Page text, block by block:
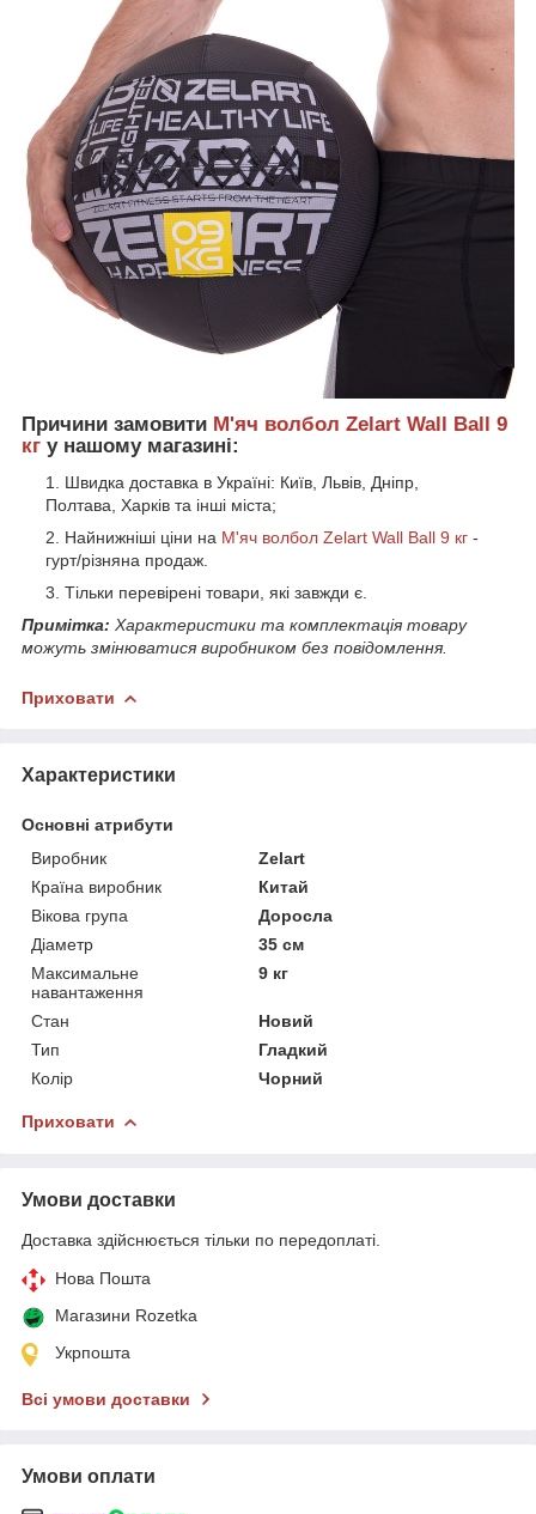
Причини замовити М'яч волбол Zelart Wall Ball 9
кг у нашому магазині:
Швидка доставка в Україні: Київ, Львів, Дніпр,
Полтава, Харків та інші міста;
Найнижніші ціни на М'яч волбол Zelart Wall Ball 9 кг -
гурт/різняна продаж.
Тільки перевірені товари, які завжди є.
Примітка: Характеристики та комплектація товару
можуть змінюватися виробником без повідомлення.
Приховати
Характеристики
Основні атрибути
Виробник
Zelart
Країна виробник
Китай
Вікова група
Доросла
Діаметр
35 см
Максимальне
навантаження
9 кг
Стан
Новий
Тип
Гладкий
Колір
Чорний
Приховати
Умови доставки
Доставка здійснюється тільки по передоплаті.
Нова Пошта
Магазини Rozetka
Укрпошта
Всі умови доставки
Умови оплати